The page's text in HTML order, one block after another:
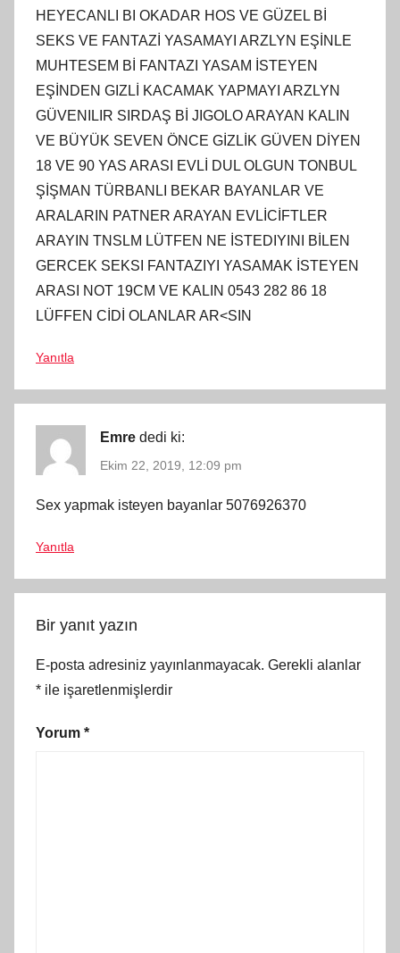
HEYECANLI BI OKADAR HOS VE GÜZEL Bİ
SEKS VE FANTAZİ YASAMAYI ARZLYN EŞİNLE
MUHTESEM Bİ FANTAZI YASAM İSTEYEN
EŞİNDEN GIZLİ KACAMAK YAPMAYI ARZLYN
GÜVENILIR SIRDAŞ Bİ JIGOLO ARAYAN KALIN
VE BÜYÜK SEVEN ÖNCE GİZLİK GÜVEN DİYEN
18 VE 90 YAS ARASI EVLİ DUL OLGUN TONBUL
ŞİŞMAN TÜRBANLI BEKAR BAYANLAR VE
ARALARIN PATNER ARAYAN EVLİCİFTLER
ARAYIN TNSLM LÜTFEN NE İSTEDIYINI BİLEN
GERCEK SEKSI FANTAZIYI YASAMAK İSTEYEN
ARASI NOT 19CM VE KALIN 0543 282 86 18
LÜFFEN CİDİ OLANLAR AR<SIN
Yanıtla
Emre dedi ki:
Ekim 22, 2019, 12:09 pm
Sex yapmak isteyen bayanlar 5076926370
Yanıtla
Bir yanıt yazın
E-posta adresiniz yayınlanmayacak. Gerekli alanlar
* ile işaretlenmişlerdir
Yorum *